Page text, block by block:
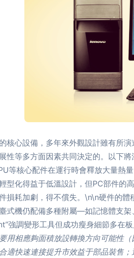
核心設備，多年來外觀設計雖有所
性等多方面因素共同決定的。以下
等核心配件在運行時會釋放大量
型化得益于低溫設計，但PC部件的
損耗加劇，得不償失。\n\n硬件的
式機仍配備多種附屬—如記憶體支
強調變形工具但成功瘦身細節多在
用相應夠面積放設轉換方向可能性
適快速連接提升市效益于部品裝售